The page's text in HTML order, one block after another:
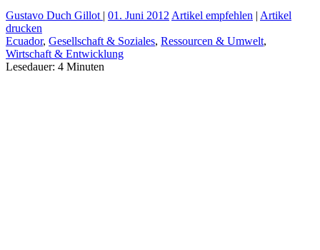
Gustavo Duch Gillot | 01. Juni 2012 Artikel empfehlen | Artikel
drucken
Ecuador, Gesellschaft & Soziales, Ressourcen & Umwelt,
Wirtschaft & Entwicklung
Lesedauer: 4 Minuten